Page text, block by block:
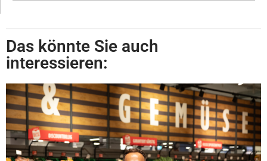
Das könnte Sie auch
interessieren: